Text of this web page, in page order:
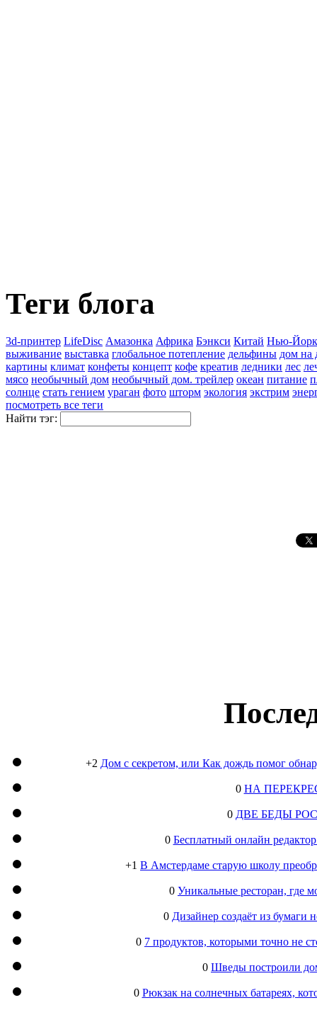
Теги блога
3d-принтер LifeDisc Амазонка Африка Бэнкси Китай Нью-Йорк
выживание выставка глобальное потепление дельфины дом на
картины климат конфеты концепт кофе креатив ледники лес
мясо необычный дом необычный дом. трейлер океан питание
солнце стать гением ураган фото шторм экология экстрим
посмотреть все теги
Найти тэг:
+2 Дом с секретом, или Как дождь помог
0 НА
0 ДВЕ БЕДЫ
0 Бесплатный онлайн
+1 В Амстердаме старую школу
0 Уникальные ресторан, где
0 Дизайнер создаёт из
0 7 продуктов, которыми точно не
0 Шведы построили
0 Рюкзак на солнечных батареях,